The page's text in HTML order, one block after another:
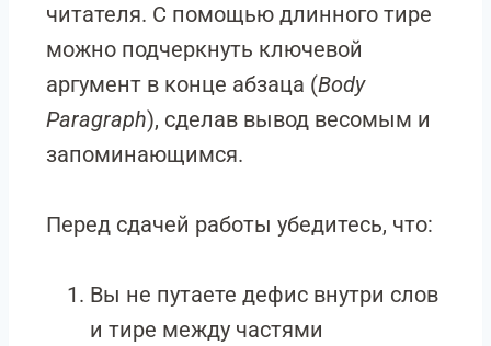
читателя. С помощью длинного тире
можно подчеркнуть ключевой
аргумент в конце абзаца (Body
Paragraph), сделав вывод весомым и
запоминающимся.
Перед сдачей работы убедитесь, что:
Вы не путаете дефис внутри слов
и тире между частями